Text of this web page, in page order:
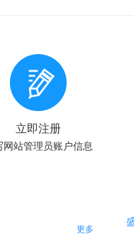
立即注册
网站管理员账户信息
更多